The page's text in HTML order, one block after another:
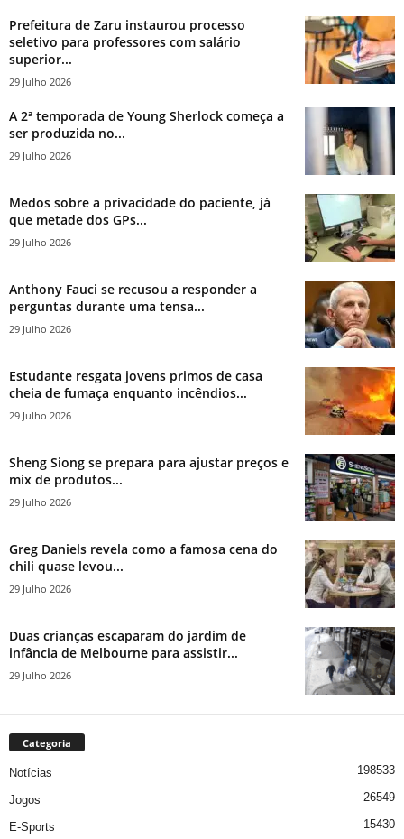
Prefeitura de Zaru instaurou processo
seletivo para professores com salário
superior...
29 Julho 2026
A 2ª temporada de Young Sherlock começa a
ser produzida no...
29 Julho 2026
Medos sobre a privacidade do paciente, já
que metade dos GPs...
29 Julho 2026
Anthony Fauci se recusou a responder a
perguntas durante uma tensa...
29 Julho 2026
Estudante resgata jovens primos de casa
cheia de fumaça enquanto incêndios...
29 Julho 2026
Sheng Siong se prepara para ajustar preços e
mix de produtos...
29 Julho 2026
Greg Daniels revela como a famosa cena do
chili quase levou...
29 Julho 2026
Duas crianças escaparam do jardim de
infância de Melbourne para assistir...
29 Julho 2026
Categoria
Notícias 198533
Jogos 26549
E-Sports 15430